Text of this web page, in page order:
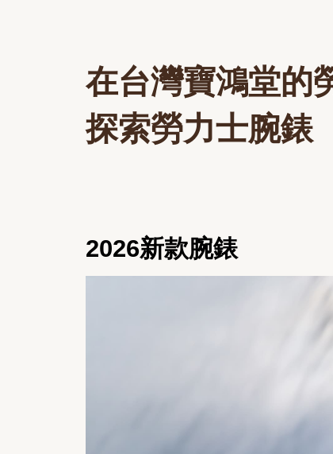
在台灣寶鴻堂的
探索勞力士腕錶
2026新款腕錶